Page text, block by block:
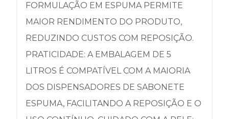
FORMULAÇÃO EM ESPUMA PERMITE
MAIOR RENDIMENTO DO PRODUTO,
REDUZINDO CUSTOS COM REPOSIÇÃO.
PRATICIDADE: A EMBALAGEM DE 5
LITROS É COMPATÍVEL COM A MAIORIA
DOS DISPENSADORES DE SABONETE
ESPUMA, FACILITANDO A REPOSIÇÃO E O